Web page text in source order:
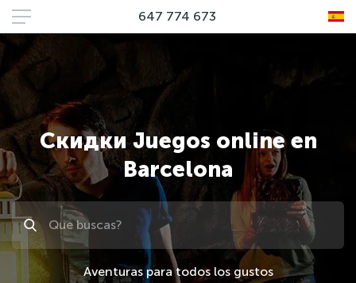
647 774 673
Скидки Juegos online en
Barcelona
Поиск
Aventuras para todos los gustos